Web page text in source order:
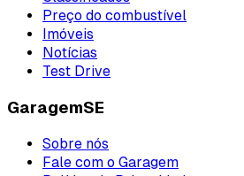
Preço do combustível
Imóveis
Notícias
Test Drive
GaragemSE
Sobre nós
Fale com o Garagem